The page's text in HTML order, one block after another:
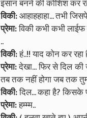
इंसान बनने की कोशिश कर
विकी:आहाहहाहा... तभी
प्रेमा:विकी कभी कभी लाईफ
..
विकी:हं..!! याद कोन कर
प्रेमा:देखा... फिर से दिल
तब तक नहीं होगा जब तक
विकी:दिल... कहा है? किसके
प्रेमा:हम्म्म..